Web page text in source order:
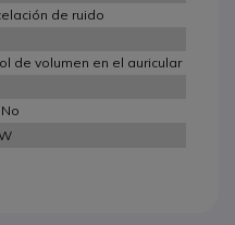
de ruido
de volumen en el auricular
No